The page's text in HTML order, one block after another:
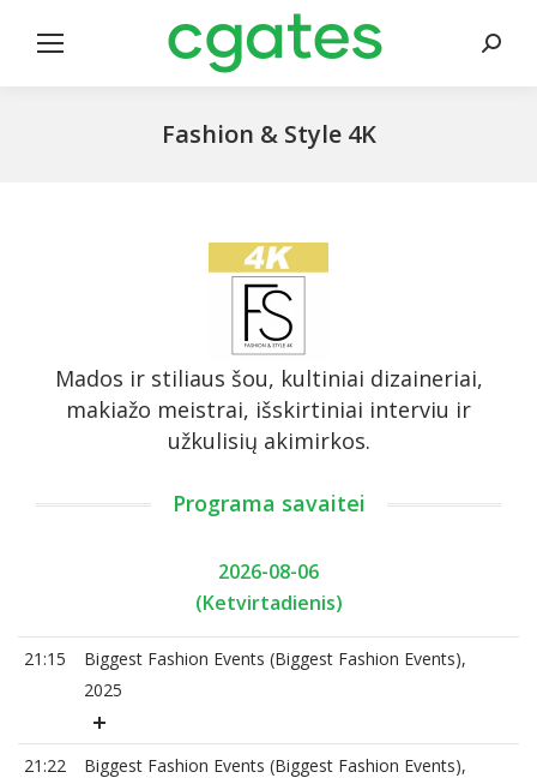
Search:
Fashion & Style 4K
Mados ir stiliaus šou, kultiniai dizaineriai,
makiažo meistrai, išskirtiniai interviu ir
užkulisių akimirkos.
Programa savaitei
2026-08-06
(Ketvirtadienis)
21:15
Biggest Fashion Events (Biggest Fashion Events),
2025
21:22
Biggest Fashion Events (Biggest Fashion Events),